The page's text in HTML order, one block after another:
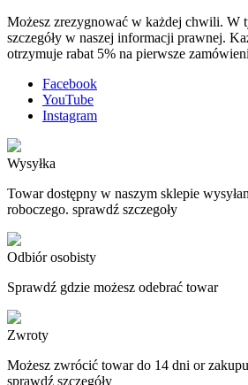
Możesz zrezygnować w każdej chwili. W
szczegóły w naszej informacji prawnej.
otrzymuje rabat 5% na pierwsze
Facebook
YouTube
Instagram
Wysyłka
Towar dostępny w naszym sklepie
roboczego. sprawdź szczegoły
Odbiór osobisty
Sprawdź gdzie możesz odebrać towar
Zwroty
Możesz zwrócić towar do 14 dni or
sprawdź szczegóły